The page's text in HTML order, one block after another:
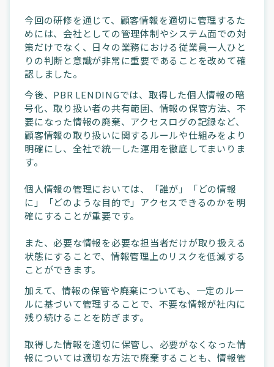
今回の研修を通じて、顧客情報を適切に管理するた
めには、会社としての管理体制やシステム面での対
策だけでなく、日々の業務における従業員一人ひと
りの判断と意識が非常に重要であることを改めて確
認しました。
今後、PBR LENDINGでは、取得した個人情報の暗
号化、取り扱い者の共有範囲、情報の保管方法、不
要になった情報の廃棄、アクセスログの記録など、
顧客情報の取り扱いに関するルールや仕組みをより
明確にし、全社で統一した運用を徹底してまいりま
す。
個人情報の管理においては、「誰が」「どの情報
に」「どのような目的で」アクセスできるのかを明
確にすることが重要です。
また、必要な情報を必要な担当者だけが取り扱える
状態にすることで、情報管理上のリスクを低減する
ことができます。
加えて、情報の保管や廃棄についても、一定のルー
ルに基づいて管理することで、不要な情報が社内に
残り続けることを防ぎます。
取得した情報を適切に保管し、必要がなくなった情
報については適切な方法で廃棄することも、情報管